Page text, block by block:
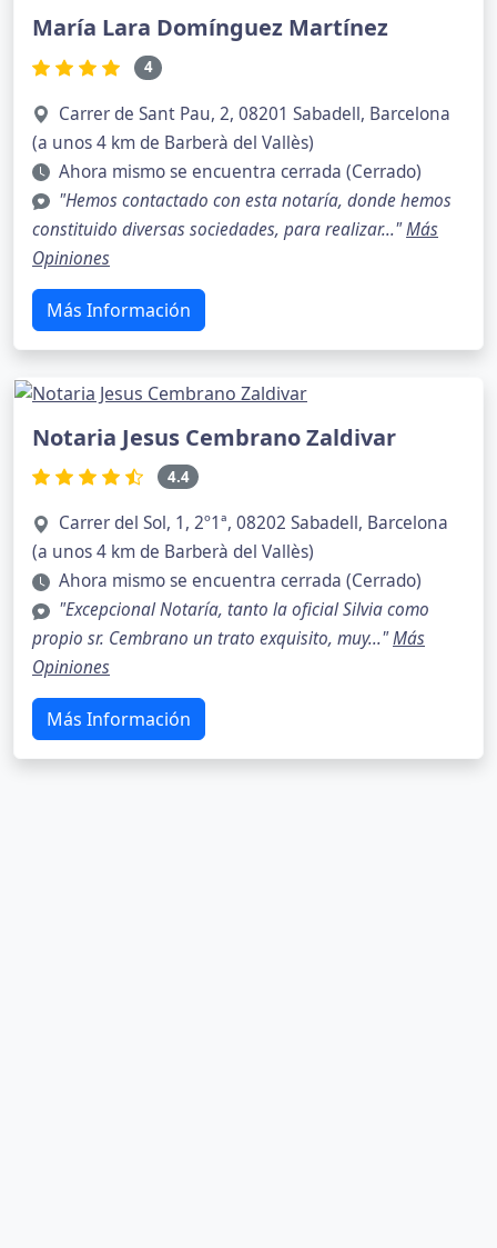
María Lara Domínguez Martínez
4
Carrer de Sant Pau, 2, 08201 Sabadell, Barcelona
(a unos 4 km de Barberà del Vallès)
Ahora mismo se encuentra cerrada (Cerrado)
"Hemos contactado con esta notaría, donde hemos
constituido diversas sociedades, para realizar..."Más
Opiniones
Más Información
Notaria Jesus Cembrano Zaldivar
4.4
Carrer del Sol, 1, 2º1ª, 08202 Sabadell, Barcelona
(a unos 4 km de Barberà del Vallès)
Ahora mismo se encuentra cerrada (Cerrado)
"Excepcional Notaría, tanto la oficial Silvia como
propio sr. Cembrano un trato exquisito, muy..."Más
Opiniones
Más Información